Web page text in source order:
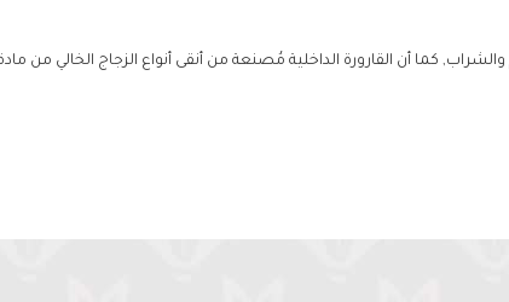
كما أن القارورة الداخلية مُصنعة من أنقى أنواع الزجاج الخالي من